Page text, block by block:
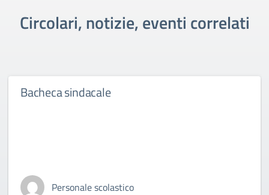
Circolari, notizie, eventi correlati
Bacheca sindacale
Personale scolastico